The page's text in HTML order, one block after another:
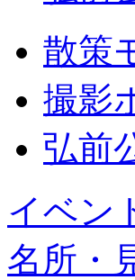
散策
撮影
弘前
イベン
名所・